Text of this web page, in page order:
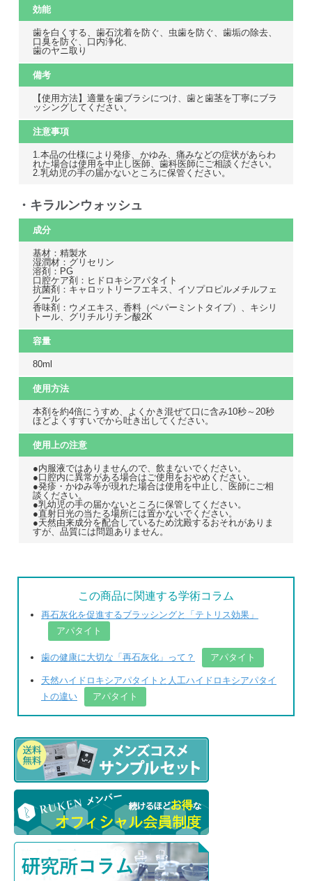
効能
歯を白くする、歯石沈着を防ぐ、虫歯を防ぐ、歯垢の除去、
口臭を防ぐ、口内浄化、
歯のヤニ取り
備考
【使用方法】適量を歯ブラシにつけ、歯と歯茎を丁寧にブラ
ッシングしてください。
注意事項
1.本品の仕様により発疹、かゆみ、痛みなどの症状があらわ
れた場合は使用を中止し医師、歯科医師にご相談ください。
2.乳幼児の手の届かないところに保管ください。
・キラルンウォッシュ
成分
基材：精製水
湿潤材：グリセリン
溶剤：PG
口腔ケア剤：ヒドロキシアパタイト
抗菌剤：キャロットリーフエキス、イソプロピルメチルフェ
ノール
香味剤：ウメエキス、香料（ペパーミントタイプ）、キシリ
トール、グリチルリチン酸2K
容量
80ml
使用方法
本剤を約4倍にうすめ、よくかき混ぜて口に含み10秒～20秒
ほどよくすすいでから吐き出してください。
使用上の注意
●内服液ではありませんので、飲まないでください。
●口腔内に異常がある場合はご使用をおやめください。
●発疹・かゆみ等が現れた場合は使用を中止し、医師にご相
談ください。
●乳幼児の手の届かないところに保管してください。
●直射日光の当たる場所には置かないでください。
●天然由来成分を配合しているため沈殿するおそれがありま
すが、品質には問題ありません。
この商品に関連する学術コラム
再石灰化を促進するブラッシングと「テトリス効果」
アパタイト
歯の健康に大切な「再石灰化」って？ アパタイト
天然ハイドロキシアパタイトと人工ハイドロキシアパタイ
トの違い
アパタイト